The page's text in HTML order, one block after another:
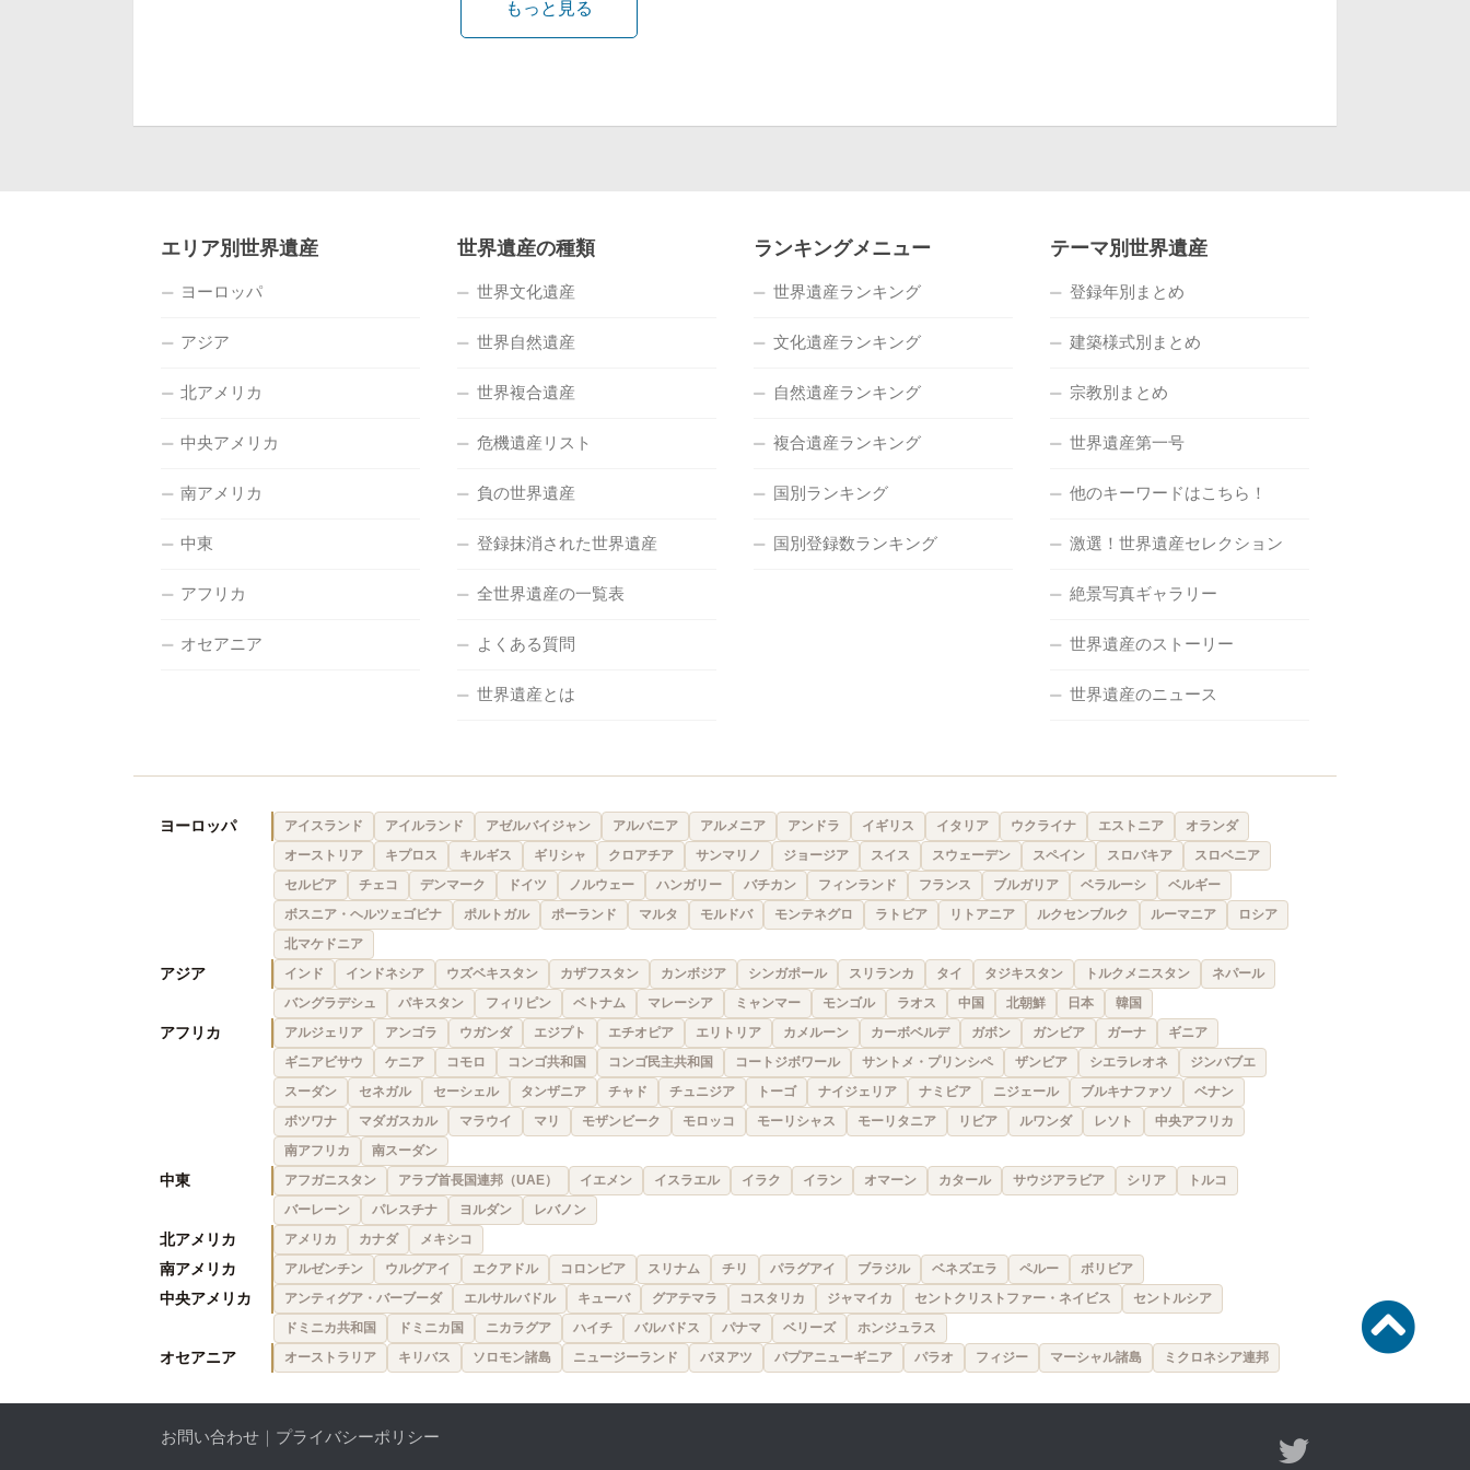
もっと見る
エリア別世界遺産
ヨーロッパ
アジア
北アメリカ
中央アメリカ
南アメリカ
中東
アフリカ
オセアニア
世界遺産の種類
世界文化遺産
世界自然遺産
世界複合遺産
危機遺産リスト
負の世界遺産
登録抹消された世界遺産
全世界遺産の一覧表
よくある質問
世界遺産とは
ランキングメニュー
世界遺産ランキング
文化遺産ランキング
自然遺産ランキング
複合遺産ランキング
国別ランキング
国別登録数ランキング
テーマ別世界遺産
登録年別まとめ
建築様式別まとめ
宗教別まとめ
世界遺産第一号
他のキーワードはこちら！
激選！世界遺産セレクション
絶景写真ギャラリー
世界遺産のストーリー
世界遺産のニュース
ヨーロッパ アイスランド アイルランド アゼルバイジャン アルバニア アルメニア アンドラ イギリス イタリア ウクライナ エストニア
オランダ
オーストリア
キプロス キルギス ギリシャ クロアチア サンマリノ ジョージア スイス スウェーデン スペイン スロバキア
スロベニア
セルビア
チェコ デンマーク ドイツ ノルウェー ハンガリー バチカン フィンランド フランス ブルガリア ベラルーシ
ベルギー
ボスニア・ヘルツェゴビナ
ポルトガル ポーランド マルタ モルドバ モンテネグロ ラトビア リトアニア ルクセンブルク ルーマニア
ロシア
北マケドニア
アジア インド インドネシア ウズベキスタン カザフスタン カンボジア シンガポール スリランカ タイ タジキスタン トルクメニスタン
ネパール
バングラデシュ
パキスタン フィリピン ベトナム マレーシア ミャンマー モンゴル ラオス 中国 北朝鮮 日本 韓国
アフリカ アルジェリア アンゴラ ウガンダ エジプト エチオピア エリトリア カメルーン カーボベルデ ガボン ガンビア ガーナ
ギニア
ギニアビサウ
ケニア コモロ コンゴ共和国 コンゴ民主共和国 コートジボワール サントメ・プリンシペ ザンビア シエラレオネ
ジンバブエ
スーダン
セネガル セーシェル タンザニア チャド チュニジア トーゴ ナイジェリア ナミビア ニジェール ブルキナファソ
ベナン
ボツワナ
マダガスカル マラウイ マリ モザンビーク モロッコ モーリシャス モーリタニア リビア ルワンダ レソト
中央アフリカ
南アフリカ
南スーダン
中東 アフガニスタン アラブ首長国連邦（UAE） イエメン イスラエル イラク イラン オマーン カタール サウジアラビア シリア
トルコ
バーレーン
パレスチナ ヨルダン レバノン
北アメリカ アメリカ カナダ メキシコ
南アメリカ アルゼンチン ウルグアイ エクアドル コロンビア スリナム チリ パラグアイ ブラジル ベネズエラ ペルー ボリビア
中央アメリカ アンティグア・バーブーダ エルサルバドル キューバ グアテマラ コスタリカ ジャマイカ セントクリストファー・ネイビス
セントルシア
ドミニカ共和国
ドミニカ国 ニカラグア ハイチ バルバドス パナマ ベリーズ ホンジュラス
オセアニア オーストラリア キリバス ソロモン諸島 ニュージーランド バヌアツ パプアニューギニア パラオ フィジー マーシャル諸島 ミクロネシア連邦
お問い合わせ ｜ プライバシーポリシー